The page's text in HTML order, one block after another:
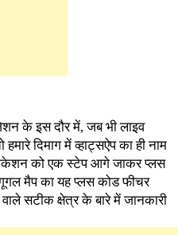
के इस दौर में, जब भी लाइव
दिमाग में व्हाट्सऐप का ही नाम
को एक स्टेप आगे जाकर प्लस
मैप का यह प्लस कोड फीचर
सटीक क्षेत्र के बारे में जानकारी